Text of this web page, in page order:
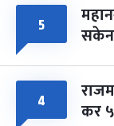
५
४ कर